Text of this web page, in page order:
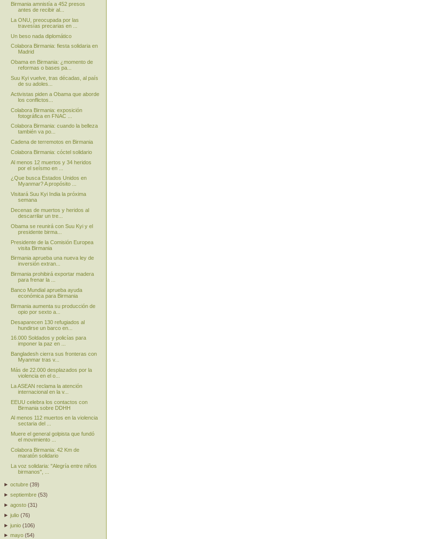
Birmania amnistía a 452 presos
antes de recibir al...
La ONU, preocupada por las
travesías precarias en ...
Un beso nada diplomático
Colabora Birmania: fiesta solidaria en
Madrid
Obama en Birmania: ¿momento de
reformas o bases pa...
Suu Kyi vuelve, tras décadas, al país
de su adoles...
Activistas piden a Obama que aborde
los conflictos...
Colabora Birmania: exposición
fotográfica en FNAC ...
Colabora Birmania: cuando la belleza
también va po...
Cadena de terremotos en Birmania
Colabora Birmania: cóctel solidario
Al menos 12 muertos y 34 heridos
por el seísmo en ...
¿Que busca Estados Unidos en
Myanmar? A propósito ...
Visitará Suu Kyi India la próxima
semana
Decenas de muertos y heridos al
descarrilar un tre...
Obama se reunirá con Suu Kyi y el
presidente birma...
Presidente de la Comisión Europea
visita Birmania
Birmania aprueba una nueva ley de
inversión extran...
Birmania prohibirá exportar madera
para frenar la ...
Banco Mundial aprueba ayuda
económica para Birmania
Birmania aumenta su producción de
opio por sexto a...
Desaparecen 130 refugiados al
hundirse un barco en...
16.000 Soldados y policías para
imponer la paz en ...
Bangladesh cierra sus fronteras con
Myanmar tras v...
Más de 22.000 desplazados por la
violencia en el o...
La ASEAN reclama la atención
internacional en la v...
EEUU celebra los contactos con
Birmania sobre DDHH
Al menos 112 muertos en la violencia
sectaria del ...
Muere el general golpista que fundó
el movimiento ...
Colabora Birmania: 42 Km de
maratón solidario
La voz solidaria: "Alegría entre niños
birmanos", ...
►octubre (39)
►septiembre (53)
►agosto (31)
►julio (76)
►junio (106)
►mayo (54)